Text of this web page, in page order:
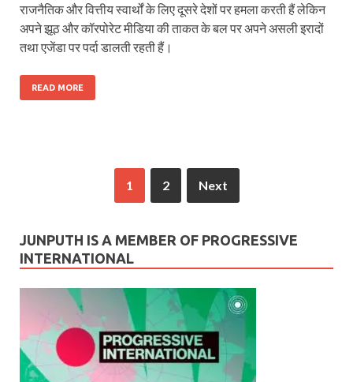
राजनैतिक और वित्तीय स्वार्थों के लिए दूसरे देशों पर हमला करती हैं लेकिन
अपने झूठ और कॉरपोरेट मीडिया की ताकत के बल पर अपने असली इरादों
तथा एजेंडा पर पर्दा डालती रहती हैं।
READ MORE
1 2 Next
JUNPUTH IS A MEMBER OF PROGRESSIVE
INTERNATIONAL